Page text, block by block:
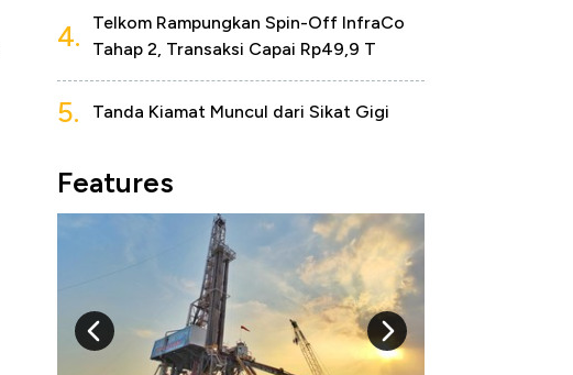
4.
Telkom Rampungkan Spin-Off InfraCo
Tahap 2, Transaksi Capai Rp49,9 T
5. Tanda Kiamat Muncul dari Sikat Gigi
Features